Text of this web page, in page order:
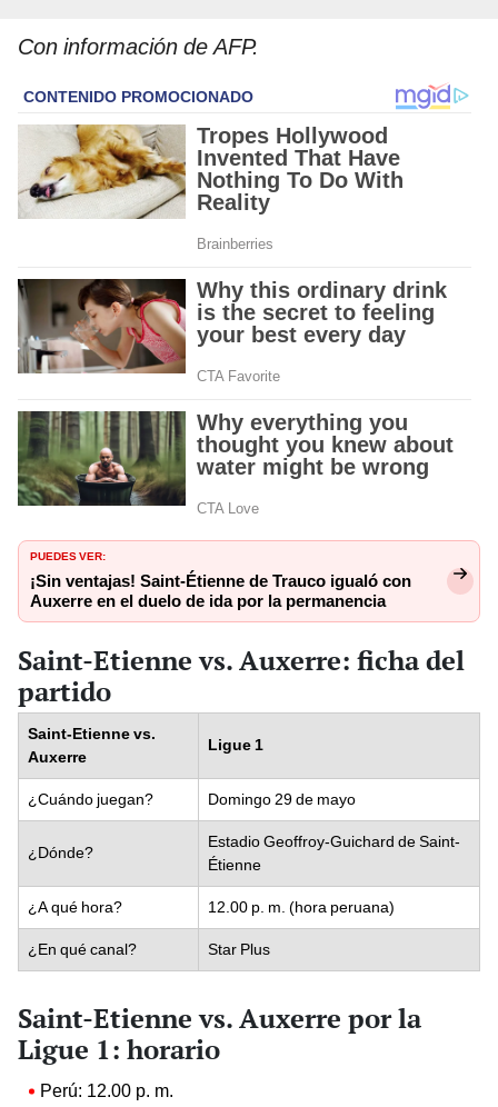
Con información de AFP.
PUEDES VER:
¡Sin ventajas! Saint-Étienne de Trauco igualó con
Auxerre en el duelo de ida por la permanencia
Saint-Etienne vs. Auxerre: ficha del
partido
Saint-Etienne vs.
Auxerre
Ligue 1
¿Cuándo juegan? Domingo 29 de mayo
¿Dónde?
Estadio Geoffroy-Guichard de Saint-
Étienne
¿A qué hora? 12.00 p. m. (hora peruana)
¿En qué canal? Star Plus
Saint-Etienne vs. Auxerre por la
Ligue 1: horario
Perú: 12.00 p. m.